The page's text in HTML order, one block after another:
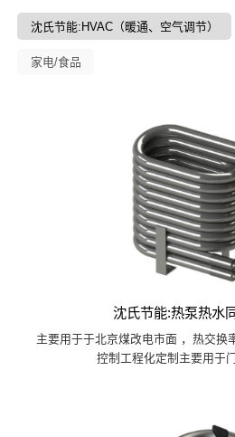
沈氏节能:HVAC（暖通、空气调节）
家电/食品
沈氏节能:热泵热水
主要用于于北京煤改电市面 ，热交换
控制工程化定制主要用于